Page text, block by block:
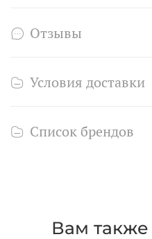
Отзывы
Условия доставки
Список брендов
Вам также